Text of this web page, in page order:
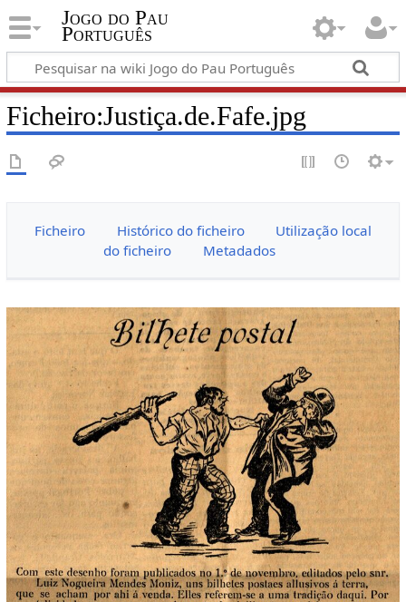
Jogo do Pau
Português
Ficheiro:Justiça.de.Fafe.jpg
Ficheiro Histórico do ficheiro
Utilização local
do ficheiro
Metadados